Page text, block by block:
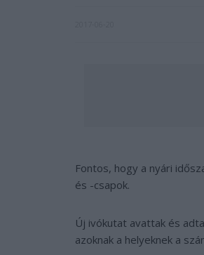
Fontos, hogy a nyári
és -csapok.
Új ivókutat avattak és
azoknak a helyeknek a